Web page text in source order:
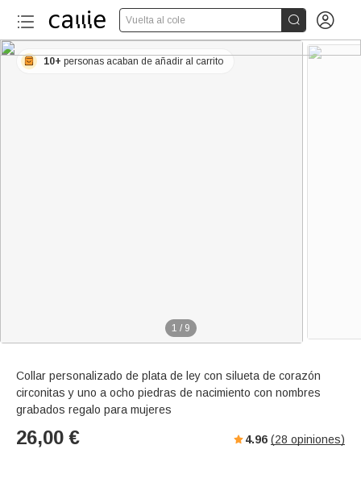
Vuelta al cole  
1 / 9
10+ personas acaban de añadir al carrito
Collar personalizado de plata de ley con silueta de corazón
circonitas y uno a ocho piedras de nacimiento con nombres
grabados regalo para mujeres
26,00 € 4.96 (28 opiniones)